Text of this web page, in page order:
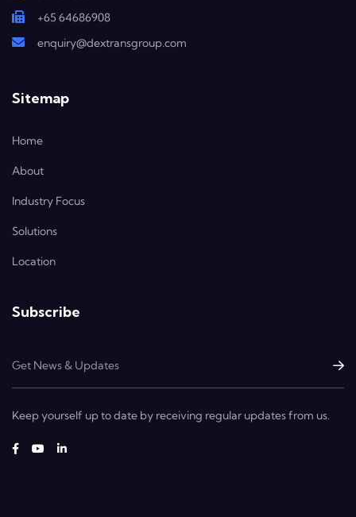
+65 64686908
enquiry@dextransgroup.com
Sitemap
Home
About
Industry Focus
Solutions
Location
Subscribe
Keep yourself up to date by receiving regular updates from us.